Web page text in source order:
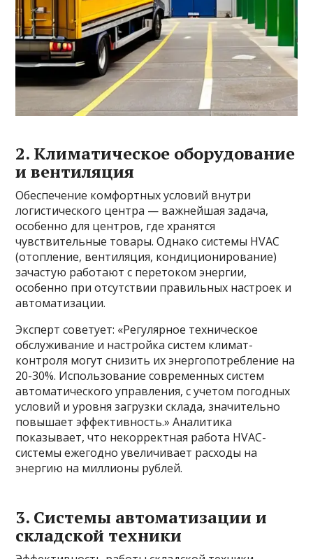
2. Климатическое оборудование
и вентиляция
Обеспечение комфортных условий внутри
логистического центра — важнейшая задача,
особенно для центров, где хранятся
чувствительные товары. Однако системы HVAC
(отопление, вентиляция, кондиционирование)
зачастую работают с перетоком энергии,
особенно при отсутствии правильных настроек и
автоматизации.
Эксперт советует: «Регулярное техническое
обслуживание и настройка систем климат-
контроля могут снизить их энергопотребление на
20-30%. Использование современных систем
автоматического управления, с учетом погодных
условий и уровня загрузки склада, значительно
повышает эффективность.» Аналитика
показывает, что некорректная работа HVAC-
системы ежегодно увеличивает расходы на
энергию на миллионы рублей.
3. Системы автоматизации и
складской техники